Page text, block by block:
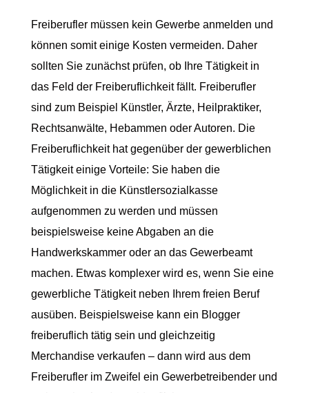
Freiberufler müssen kein Gewerbe anmelden und
können somit einige Kosten vermeiden. Daher
sollten Sie zunächst prüfen, ob Ihre Tätigkeit in
das Feld der Freiberuflichkeit fällt. Freiberufler
sind zum Beispiel Künstler, Ärzte, Heilpraktiker,
Rechtsanwälte, Hebammen oder Autoren. Die
Freiberuflichkeit hat gegenüber der gewerblichen
Tätigkeit einige Vorteile: Sie haben die
Möglichkeit in die Künstlersozialkasse
aufgenommen zu werden und müssen
beispielsweise keine Abgaben an die
Handwerkskammer oder an das Gewerbeamt
machen. Etwas komplexer wird es, wenn Sie eine
gewerbliche Tätigkeit neben Ihrem freien Beruf
ausüben. Beispielsweise kann ein Blogger
freiberuflich tätig sein und gleichzeitig
Merchandise verkaufen – dann wird aus dem
Freiberufler im Zweifel ein Gewerbetreibender und